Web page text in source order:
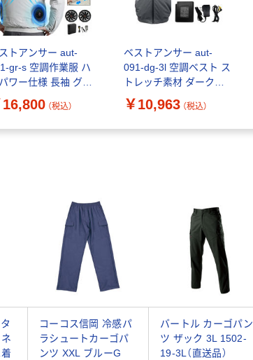
トアンサー aut-
gr-s 空調作業服 ハ
ワー仕様 長袖 グレ
1セット（直送品）
16,800 （税込）
ベストアンサー aut-
091-dg-3l 空調ベスト ス
トレッチ素材 ダークグ
レー 3L 1セット（直送
品）
￥10,963 （税込）
コーコス信岡 冷感パ
ラシュートカーゴパ
ンツ XXL ブルーG
バートル カーゴパン
ツ ザック 3L 1502-
19-3L（直送品）